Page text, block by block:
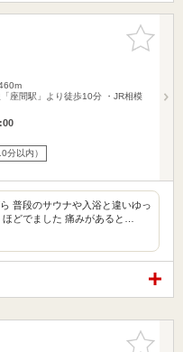
お気に入
りに追加
「座間駅」より徒歩10分 ・JR相模
分以内）
普段のサウナや入浴と違いゆっ
どでました 痛みがあると…
お気に入